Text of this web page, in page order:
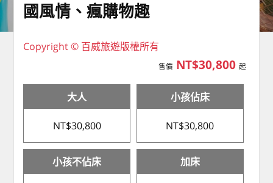
國風情、瘋購物趣
Copyright © 百威旅遊版權所有
售價 NT$30,800 起
大人
NT$30,800
小孩佔床
NT$30,800
小孩不佔床 加床